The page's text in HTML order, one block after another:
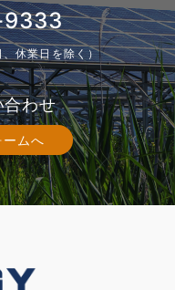
休業日を除く）
合わせ
ームへ